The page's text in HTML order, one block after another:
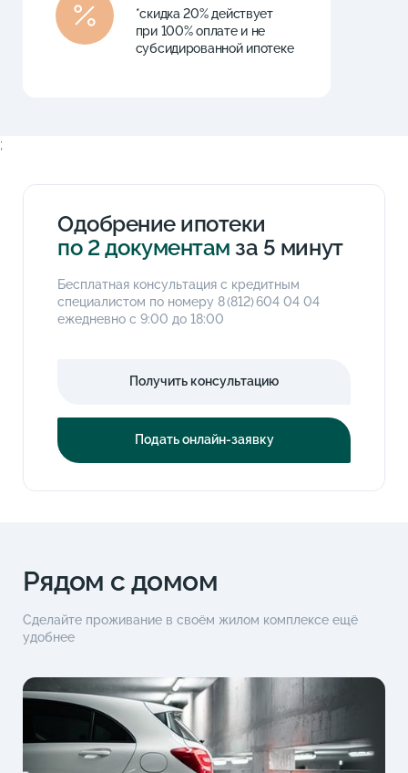
*скидка 20% действует
при 100% оплате и не
субсидированной ипотеке
;
Одобрение ипотеки
по 2 документам за 5 минут
Бесплатная консультация с кредитным
специалистом по номеру8 (812) 604 04 04
ежедневно с 9:00 до 18:00
Получить консультацию
Подать онлайн-заявку
Рядом с домом
Сделайте проживание в своём жилом комплексе ещё
удобнее